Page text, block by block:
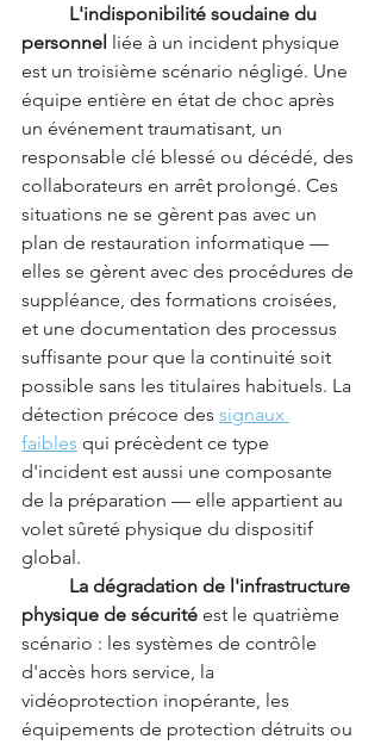
personnel liée à un incident physique
est un troisième scénario négligé. Une
équipe entière en état de choc après
un événement traumatisant, un
responsable clé blessé ou décédé, des
collaborateurs en arrêt prolongé. Ces
situations ne se gèrent pas avec un
plan de restauration informatique —
elles se gèrent avec des procédures de
suppléance, des formations croisées,
et une documentation des processus
suffisante pour que la continuité soit
possible sans les titulaires habituels. La
détection précoce des signaux
faibles qui précèdent ce type
d'incident est aussi une composante
de la préparation — elle appartient au
volet sûreté physique du dispositif
global.
physique de sécurité est le quatrième
scénario : les systèmes de contrôle
d'accès hors service, la
vidéoprotection inopérante, les
équipements de protection détruits ou